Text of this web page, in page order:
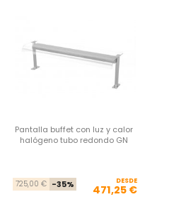
Pantalla buffet con luz y calor
halógeno tubo redondo GN
Precio
725,00 € -35% Precio
DESDE
471,25 €